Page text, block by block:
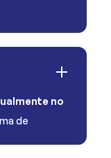
no
de